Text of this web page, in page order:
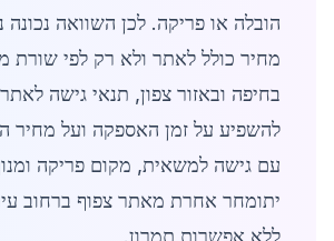
הובלה או פריקה. לכן השוואה נכונה
מחיר כולל לאתר ולא רק לפי שורת
בחיפה ובאזור צפון, תנאי גישה לאתר
להשפיע על זמן האספקה ועל מחיר
עם גישה למשאית, מקום פריקה
יתומחר אחרת מאתר צפוף ברחוב
ללא אפשרות תמרון.